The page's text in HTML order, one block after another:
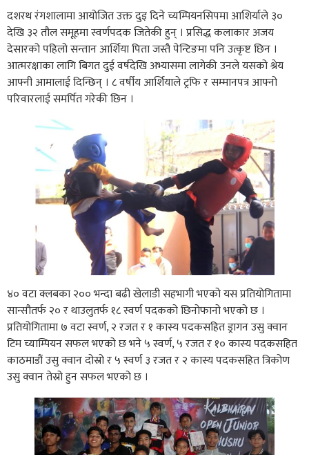
दशरथ रंगशालामा आयोजित उक्त दुइ दिने च्यम्पियनसिपमा आशिर्याले ३०
देखि ३२ तौल समूहमा स्वर्णपदक जितेकी हुन् । प्रसिद्ध कलाकार अजय
देसारको पहिलो सन्तान आर्शिया पिता जस्तै पेन्टिङमा पनि उत्कृष्ट छिन ।
आत्मरक्षाका लागि बिगत दुई वर्षदेखि अभ्यासमा लागेकी उनले यसको श्रेय
आफ्नी आमालाई दिन्छिन् । ८ वर्षीय आर्शियाले ट्रफि र सम्मानपत्र आफ्नो
परिवारलाई समर्पित गरेकी छिन ।
४० वटा क्लबका २०० भन्दा बढी खेलाडी सहभागी भएको यस प्रतियोगितामा
सान्सौतर्फ २० र थाउलुतर्फ १८ स्वर्ण पदकको छिनोफानो भएको छ ।
प्रतियोगितामा ७ वटा स्वर्ण, २ रजत र १ कास्य पदकसहित ड्रागन उसु क्वान
टिम च्याम्पियन सफल भएको छ भने ५ स्वर्ण, ५ रजत र १० कास्य पदकसहित
काठमाडौं उसु क्वान दोस्रो र ५ स्वर्ण ३ रजत र २ कास्य पदकसहित त्रिकोण
उसु क्वान तेस्रो हुन सफल भएको छ ।